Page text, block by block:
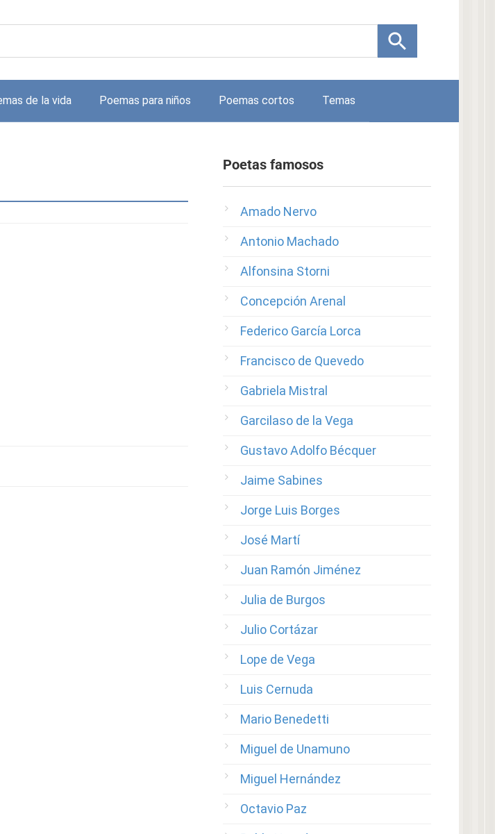
de la vida Poemas para niños Poemas cortos Temas
Poetas famosos
Amado Nervo
Antonio Machado
Alfonsina Storni
Concepción Arenal
Federico García Lorca
Francisco de Quevedo
Gabriela Mistral
Garcilaso de la Vega
Gustavo Adolfo Bécquer
Jaime Sabines
Jorge Luis Borges
José Martí
Juan Ramón Jiménez
Julia de Burgos
Julio Cortázar
Lope de Vega
Luis Cernuda
Mario Benedetti
Miguel de Unamuno
Miguel Hernández
Octavio Paz